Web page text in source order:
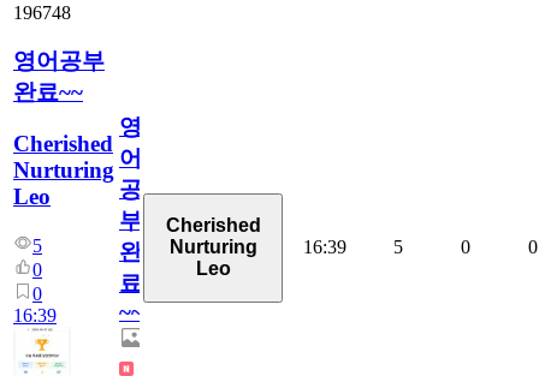
196748
영어공부
완료~~
Cherished
Nurturing
Leo
5
0
0
16:39
영
어
공
부
완
료
~~
Cherished
Nurturing
Leo
16:39 5 0 0